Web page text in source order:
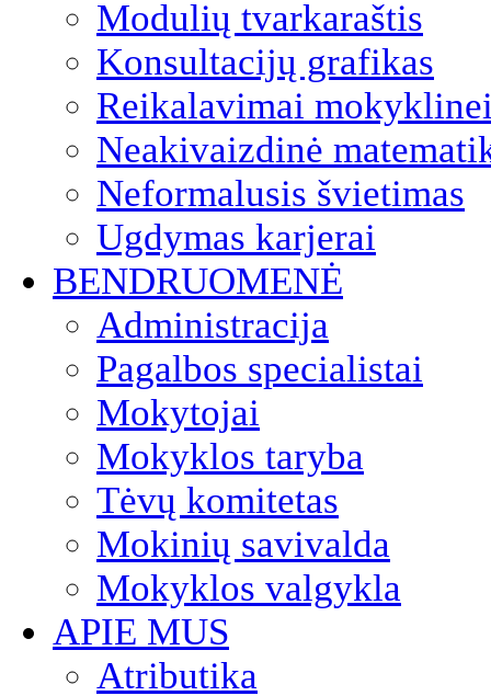
Modulių tvarkaraštis
Konsultacijų grafikas
Reikalavimai
Neakivaizdinė
Neformalusis švietimas
Ugdymas karjerai
BENDRUOMENĖ
Administracija
Pagalbos specialistai
Mokytojai
Mokyklos taryba
Tėvų komitetas
Mokinių savivalda
Mokyklos valgykla
APIE MUS
Atributika